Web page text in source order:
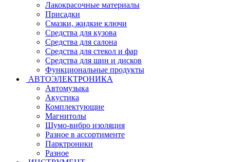
Лакокрасочные материалы
Присадки
Смазки, жидкие ключи
Средства для кузова
Средства для салона
Средства для стекол и фар
Средства для шин и дисков
Функциональные продукты
АВТОЭЛЕКТРОНИКА
Автомузыка
Акустика
Комплектующие
Магнитолы
Шумо-вибро изоляция
Разное в ассортименте
Парктроники
Разное